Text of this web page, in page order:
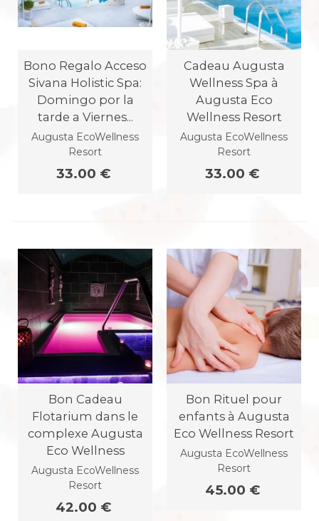
Bono Regalo Acceso
Sivana Holistic Spa:
Domingo por la
tarde a Viernes...
Augusta EcoWellness
Resort
33.00 €
Cadeau Augusta
Wellness Spa à
Augusta Eco
Wellness Resort
Augusta EcoWellness
Resort
33.00 €
Bon Cadeau
Flotarium dans le
complexe Augusta
Eco Wellness
Augusta EcoWellness
Resort
42.00 €
Bon Rituel pour
enfants à Augusta
Eco Wellness Resort
Augusta EcoWellness
Resort
45.00 €